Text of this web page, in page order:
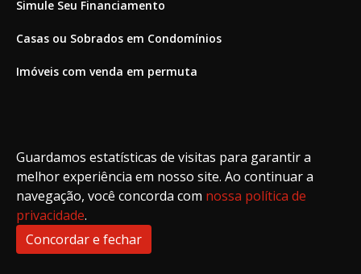
Guardamos estatísticas de visitas para garantir a
melhor experiência em nosso site. Ao continuar a
navegação, você concorda com nossa política de
privacidade.
Concordar e fechar
Simule Seu Financiamento
Casas ou Sobrados em Condomínios
Imóveis com venda em permuta
Casa com piscina
Apartamento com piscina
Condomínio fechado